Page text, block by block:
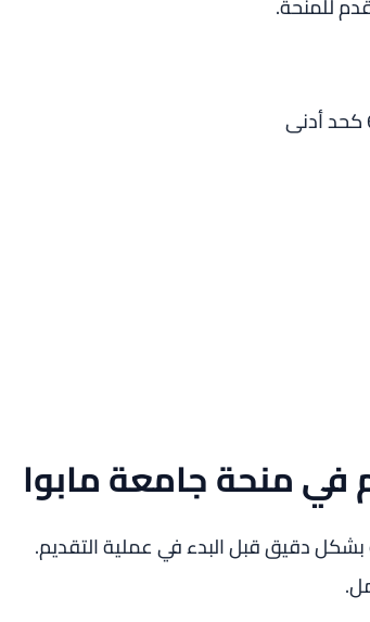
للمنحة.
في منحة جامعة مابوا
دقيق قبل البدء في عملية التقديم.